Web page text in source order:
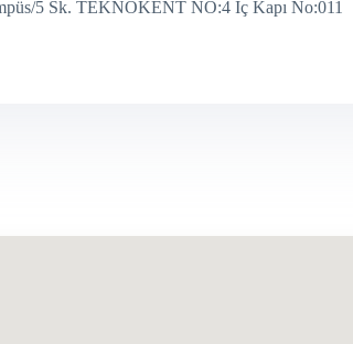
5 Sk. TEKNOKENT NO:4 İç Kapı No:011